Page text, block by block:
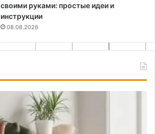
своими руками: простые идеи и
инструкции
08.08.2026